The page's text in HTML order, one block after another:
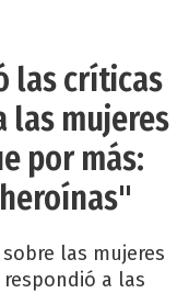
las críticas
las mujeres
por más:
las mujeres
a las